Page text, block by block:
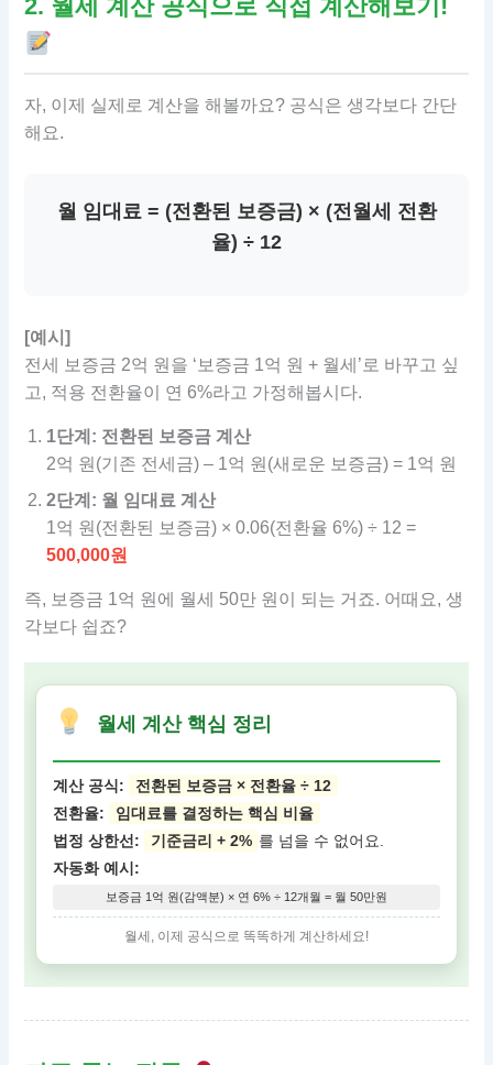
2. 월세 계산 공식으로 직접 계산해보기!
자, 이제 실제로 계산을 해볼까요? 공식은 생각보다 간단
해요.
월 임대료 = (전환된 보증금) × (전월세 전환
율) ÷ 12
[예시]
전세 보증금 2억 원을 ‘보증금 1억 원 + 월세’로 바꾸고 싶
고, 적용 전환율이 연 6%라고 가정해봅시다.
1단계: 전환된 보증금 계산
2억 원(기존 전세금) – 1억 원(새로운 보증금) = 1억 원
2단계: 월 임대료 계산
1억 원(전환된 보증금) × 0.06(전환율 6%) ÷ 12 =
500,000원
즉, 보증금 1억 원에 월세 50만 원이 되는 거죠. 어때요, 생
각보다 쉽죠?
월세 계산 핵심 정리
계산 공식:
전환된 보증금 × 전환율 ÷ 12
전환율:
임대료를 결정하는 핵심 비율
법정 상한선:
기준금리 + 2% 를 넘을 수 없어요.
자동화 예시:
보증금 1억 원(감액분) × 연 6% ÷ 12개월 = 월 50만원
월세, 이제 공식으로 똑똑하게 계산하세요!